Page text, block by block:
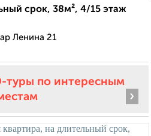
срок, 38м², 4/15 этаж
Ленина 21
туры по интересным
›